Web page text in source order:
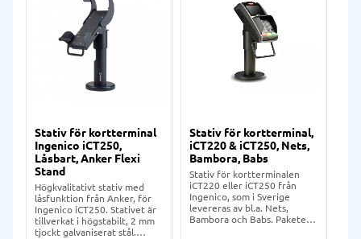
Stativ för kortterminal
Ingenico iCT250,
Låsbart, Anker Flexi
Stand
Högkvalitativt stativ med
låsfunktion från Anker, för
Ingenico iCT250. Stativet är
tillverkat i högstabilt, 2 mm
tjockt galvaniserat stål.
Stativ för kortterminal,
iCT220 & iCT250, Nets,
Bambora, Babs
Stativ för kortterminalen
iCT220 eller iCT250 från
Ingenico, som i Sverige
levereras av bl.a. Nets,
Bambora och Babs. Paketet